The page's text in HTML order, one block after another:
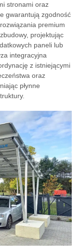
stronami oraz
gwarantują zgodność
premium
projektując
paneli lub
integracyjna
z istniejącymi
oraz
płynne